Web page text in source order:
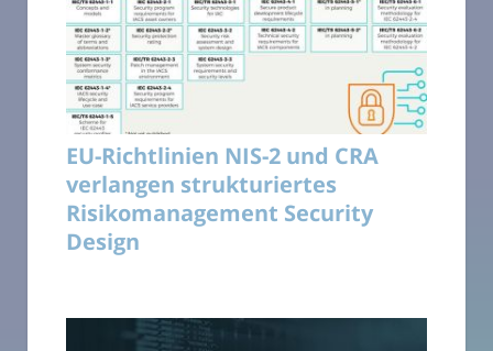
EU-Richtlinien NIS-2 und CRA
verlangen strukturiertes
Risikomanagement Security
Design